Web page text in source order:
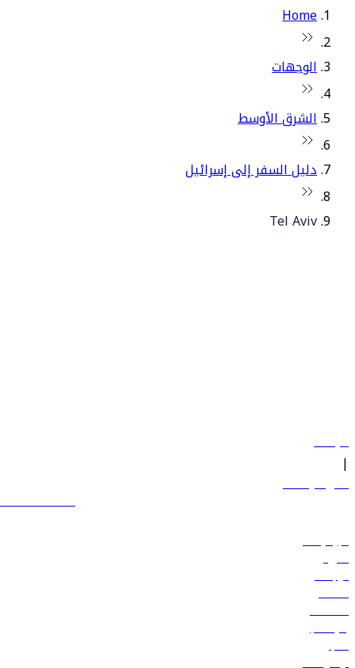
Home
الوجهات
الشرق الأوسط
دليل السفر إلى إسرائيل
Tel Aviv
سياساتنا
|
الشروط والأحكام
600 544 445
حجز الرحلات
العروض
الوجهات
الأمتعة
المساعدة
إدارة الحجز
الأخبار
تواصل معنا